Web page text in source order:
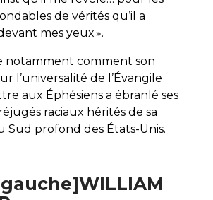
de vérités qu’il a
mes yeux ».
notamment comment son
l’universalité de l’Évangile
aux Éphésiens a ébranlé ses
raciaux hérités de sa
profond des États-Unis.